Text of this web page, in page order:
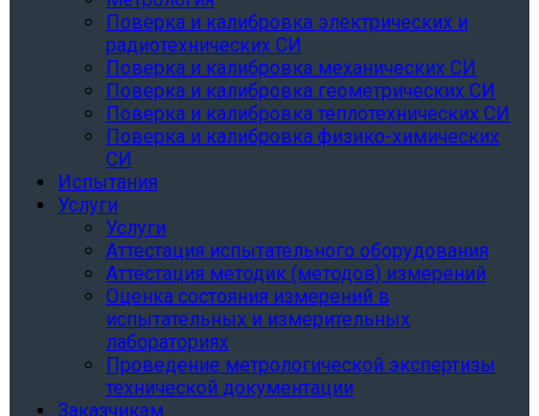
Поверка и калибровка электрических и
радиотехнических СИ
Поверка и калибровка механических СИ
Поверка и калибровка геометрических СИ
Поверка и калибровка теплотехнических СИ
Поверка и калибровка физико-химических
СИ
Испытания
Услуги
Услуги
Аттестация испытательного оборудования
Аттестация методик (методов) измерений
Оценка состояния измерений в
испытательных и измерительных
лабораториях
Проведение метрологической экспертизы
технической документации
Заказчикам